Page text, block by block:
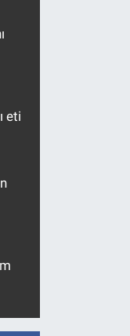
eti